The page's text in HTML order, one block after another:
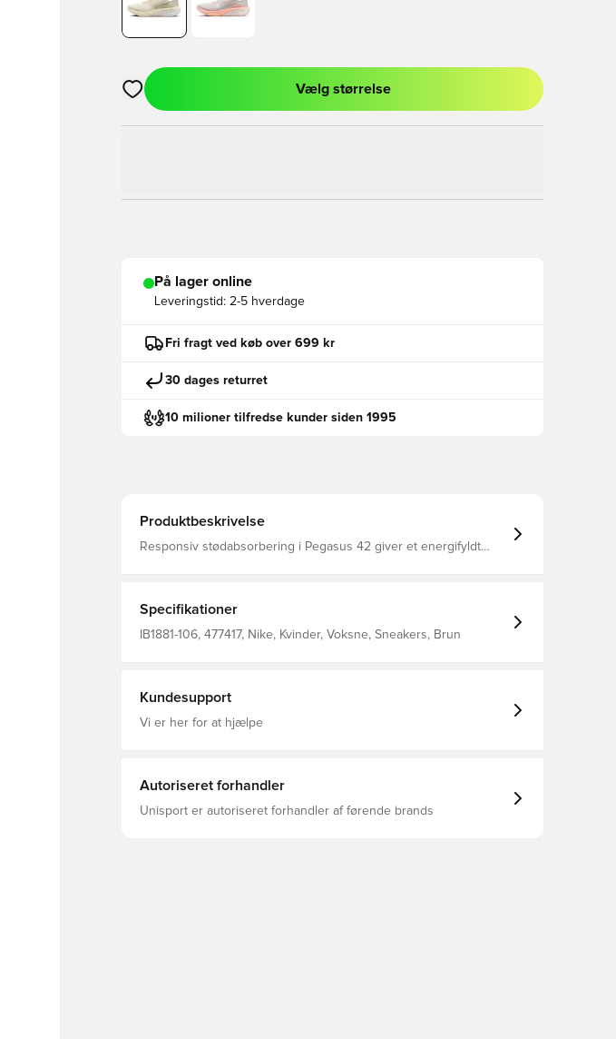
Åbner en Modal til at logge ind eller tilmelde dig som medlem
Vælg størrelse
På lager online
Leveringstid: 2-5 hverdage
Fri fragt ved køb over 699 kr
30 dages returret
10 milioner tilfredse kunder siden 1995
Produktbeskrivelse
Responsiv stødabsorbering i Pegasus 42 giver et energifyldt
opdateret pasform giver dig mere plads i forfoden og tåområdet.
Specifikationer
IB1881-106, 477417, Nike, Kvinder, Voksne, Sneakers, Brun
Kundesupport
Vi er her for at hjælpe
Autoriseret forhandler
Unisport er autoriseret forhandler af førende brands